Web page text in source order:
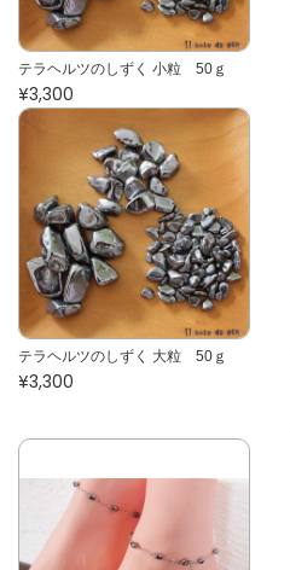
テラヘルツのしずく 小粒 50ｇ
¥3,300
テラヘルツのしずく 大粒 50ｇ
¥3,300